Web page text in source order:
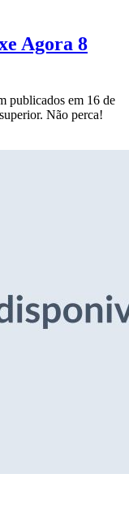
Agora 8
publicados em 16 de
Não perca!